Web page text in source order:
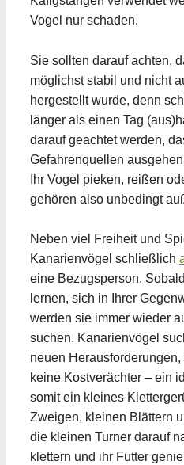
Vogel nur schaden.
Sie sollten darauf achten,
möglichst stabil und nicht
hergestellt wurde, denn
länger als einen Tag
darauf geachtet werden,
Gefahrenquellen
Ihr Vogel pieken, reißen
gehören also unbedingt
Neben viel Freiheit und
Kanarienvögel schließlich
eine Bezugsperson.
lernen, sich in Ihrer
werden sie immer wieder
suchen. Kanarienvögel
neuen
keine Kostverächter – ein
somit ein kleines
Zweigen, kleinen Blättern
die kleinen Turner darauf
klettern und ihr Futter